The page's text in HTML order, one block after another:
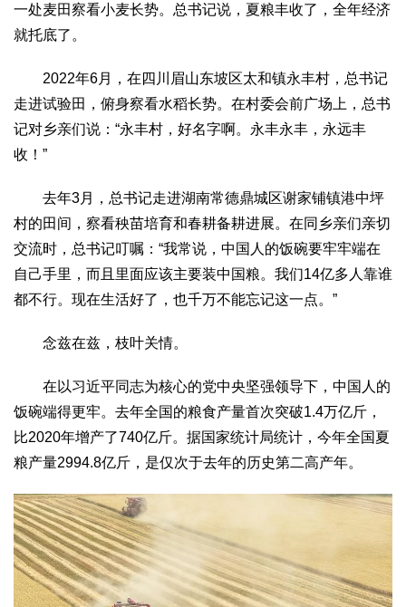
一处麦田察看小麦长势。总书记说，夏粮丰收了，全年经济
就托底了。
2022年6月，在四川眉山东坡区太和镇永丰村，总书记
走进试验田，俯身察看水稻长势。在村委会前广场上，总书
记对乡亲们说：“永丰村，好名字啊。永丰永丰，永远丰
收！”
去年3月，总书记走进湖南常德鼎城区谢家铺镇港中坪
村的田间，察看秧苗培育和春耕备耕进展。在同乡亲们亲切
交流时，总书记叮嘱：“我常说，中国人的饭碗要牢牢端在
自己手里，而且里面应该主要装中国粮。我们14亿多人靠谁
都不行。现在生活好了，也千万不能忘记这一点。”
念兹在兹，枝叶关情。
在以习近平同志为核心的党中央坚强领导下，中国人的
饭碗端得更牢。去年全国的粮食产量首次突破1.4万亿斤，
比2020年增产了740亿斤。据国家统计局统计，今年全国夏
粮产量2994.8亿斤，是仅次于去年的历史第二高产年。